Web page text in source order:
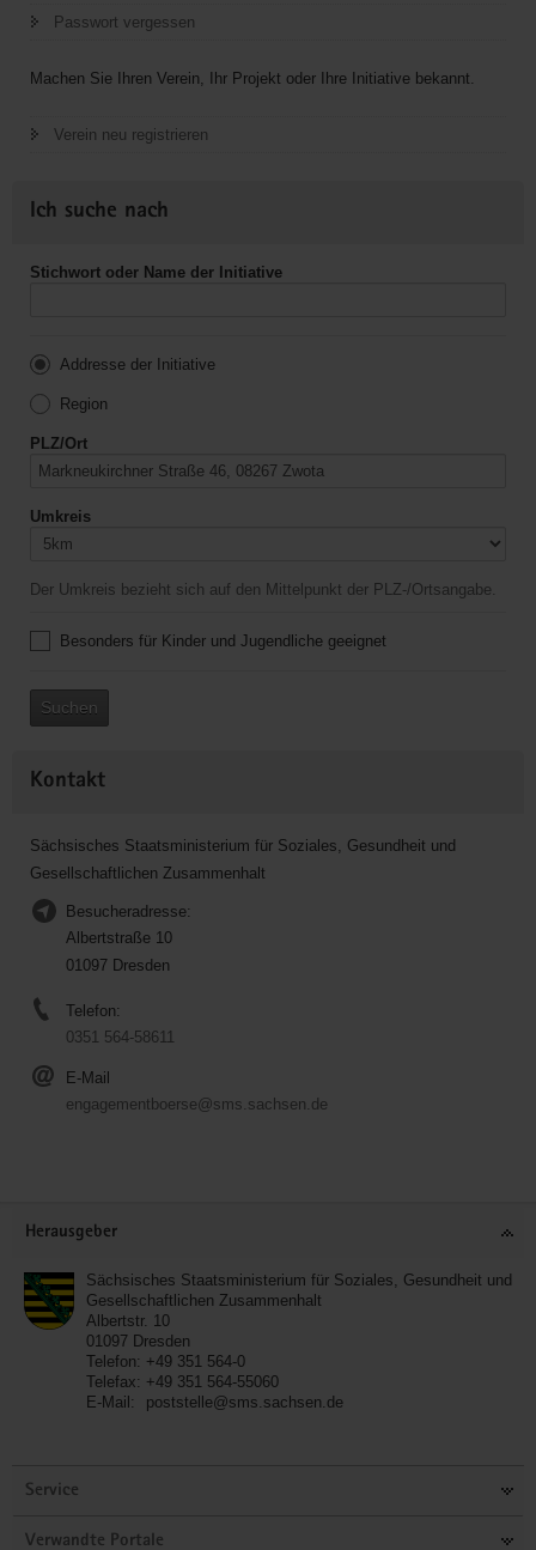
Passwort vergessen
Machen Sie Ihren Verein, Ihr Projekt oder Ihre Initiative bekannt.
Verein neu registrieren
Ich suche nach
Stichwort oder Name der Initiative
Addresse der Initiative
Region
PLZ/Ort
Umkreis
Der Umkreis bezieht sich auf den Mittelpunkt der PLZ-/Ortsangabe.
Besonders für Kinder und Jugendliche geeignet
Suchen
Kontakt
Sächsisches Staatsministerium für Soziales, Gesundheit und
Gesellschaftlichen Zusammenhalt
Besucheradresse:
Albertstraße 10
01097 Dresden
Telefon:
0351 564-58611
E-Mail
engagementboerse@sms.sachsen.de
Herausgeber
Sächsisches Staatsministerium für Soziales, Gesundheit und
Gesellschaftlichen Zusammenhalt
Albertstr. 10
01097 Dresden
Telefon: +49 351 564-0
Telefax: +49 351 564-55060
E-Mail:
poststelle@sms.sachsen.de
Service
Verwandte Portale